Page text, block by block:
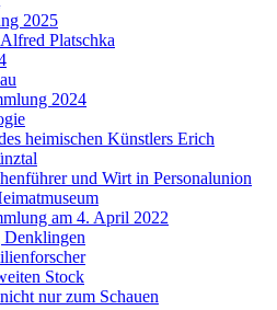
2025
Platschka
2024
heimischen Künstlers Erich
und Wirt in Personalunion
am 4. April 2022
Denklingen
Stock
nur zum Schauen